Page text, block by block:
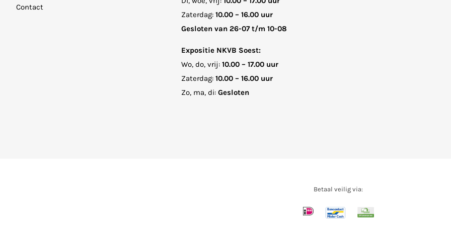
Contact
Zaterdag: 10.00 – 16.00 uur
Gesloten van 26-07 t/m 10-08
Expositie NKVB Soest:
Wo, do, vrij: 10.00 – 17.00 uur
Zaterdag:10.00 – 16.00 uur
Zo, ma, di:Gesloten
Betaal veilig via: